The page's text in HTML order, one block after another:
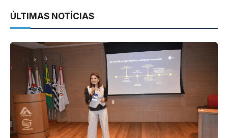
ÚLTIMAS NOTÍCIAS